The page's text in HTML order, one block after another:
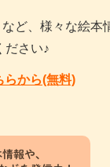
ど、様々な絵本
ださい♪
から(無料)
報や、